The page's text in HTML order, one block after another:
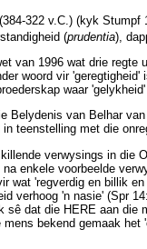
322 v.C.) (kyk Stumpf
(prudentia),
van 1996 wat drie regte
woord vir
waar
Belydenis van Belhar
teenstelling met die
verwysings in die
enkele voorbeelde
wat 'regverdig en billik
verhoog 'n nasie' (Spr
dat die HERE aan die
bekend gemaak